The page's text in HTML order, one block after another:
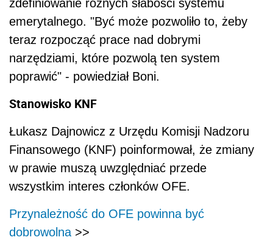
zdefiniowanie różnych słabości systemu
emerytalnego. "Być może pozwoliło to, żeby
teraz rozpocząć prace nad dobrymi
narzędziami, które pozwolą ten system
poprawić" - powiedział Boni.
Stanowisko KNF
Łukasz Dajnowicz z Urzędu Komisji Nadzoru
Finansowego (KNF) poinformował, że zmiany
w prawie muszą uwzględniać przede
wszystkim interes członków OFE.
Przynależność do OFE powinna być
dobrowolna>>